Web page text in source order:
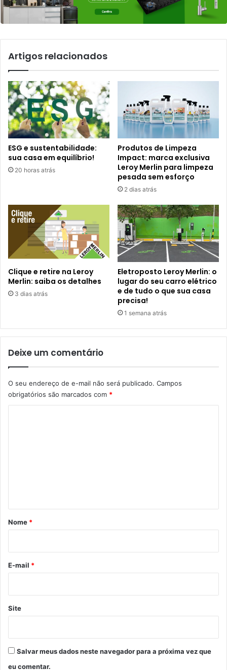
Artigos relacionados
ESG e sustentabilidade:
sua casa em equilíbrio!
20 horas atrás
Produtos de Limpeza
Impact: marca exclusiva
Leroy Merlin para limpeza
pesada sem esforço
2 dias atrás
Clique e retire na Leroy
Merlin: saiba os detalhes
3 dias atrás
Eletroposto Leroy Merlin: o
lugar do seu carro elétrico
e de tudo o que sua casa
precisa!
1 semana atrás
Deixe um comentário
O seu endereço de e-mail não será publicado. Campos
obrigatórios são marcados com *
r
*
Nome *
E-mail *
Site
Salvar meus dados neste navegador para a próxima vez que
eu comentar.